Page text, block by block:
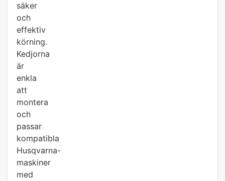
säker
och
effektiv
körning.
Kedjorna
är
enkla
att
montera
och
passar
kompatibla
Husqvarna-
maskiner
med